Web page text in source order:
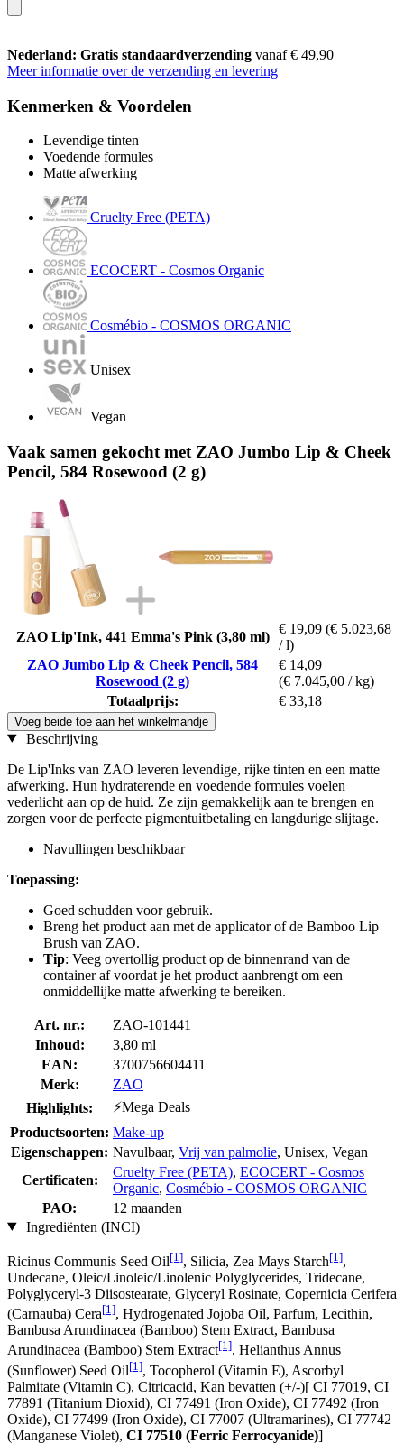
Nederland: Gratis standaardverzending vanaf € 49,90
Meer informatie over de verzending en levering
Kenmerken & Voordelen
Levendige tinten
Voedende formules
Matte afwerking
Cruelty Free (PETA)
ECOCERT - Cosmos Organic
Cosmébio - COSMOS ORGANIC
Unisex
Vegan
Vaak samen gekocht met ZAO Jumbo Lip & Cheek
Pencil, 584 Rosewood (2 g)
ZAO Lip'Ink, 441 Emma's Pink (3,80 ml)
€ 19,09 (€ 5.023,68
/ l)
ZAO Jumbo Lip & Cheek Pencil, 584
Rosewood (2 g)
€ 14,09
(€ 7.045,00 / kg)
Totaalprijs:
€ 33,18
Voeg beide toe aan het winkelmandje
Beschrijving
De Lip'Inks van ZAO leveren levendige, rijke tinten en een matte
afwerking. Hun hydraterende en voedende formules voelen
vederlicht aan op de huid. Ze zijn gemakkelijk aan te brengen en
zorgen voor de perfecte pigmentuitbetaling en langdurige slijtage.
Navullingen beschikbaar
Toepassing:
Goed schudden voor gebruik.
Breng het product aan met de applicator of de Bamboo Lip
Brush van ZAO.
Tip: Veeg overtollig product op de binnenrand van de
container af voordat je het product aanbrengt om een
onmiddellijke matte afwerking te bereiken.
Art. nr.:
ZAO-101441
Inhoud:
3,80 ml
EAN:
3700756604411
Merk:
ZAO
Highlights:
⚡Mega Deals
Productsoorten: Make-up
Eigenschappen: Navulbaar, Vrij van palmolie, Unisex, Vegan
Certificaten:
Cruelty Free (PETA), ECOCERT - Cosmos
Organic, Cosmébio - COSMOS ORGANIC
PAO:
12 maanden
Ingrediënten (INCI)
Ricinus Communis Seed Oil[1], Silicia, Zea Mays Starch[1],
Undecane, Oleic/Linoleic/Linolenic Polyglycerides, Tridecane,
Polyglyceryl-3 Diisostearate, Glyceryl Rosinate, Copernicia Cerifera
(Carnauba) Cera[1], Hydrogenated Jojoba Oil, Parfum, Lecithin,
Bambusa Arundinacea (Bamboo) Stem Extract, Bambusa
Arundinacea (Bamboo) Stem Extract[1], Helianthus Annus
(Sunflower) Seed Oil[1], Tocopherol (Vitamin E), Ascorbyl
Palmitate (Vitamin C), Citricacid, Kan bevatten (+/-)[ CI 77019, CI
77891 (Titanium Dioxid), CI 77491 (Iron Oxide), CI 77492 (Iron
Oxide), CI 77499 (Iron Oxide), CI 77007 (Ultramarines) , CI 77742
(Manganese Violet), CI 77510 (Ferric Ferrocyanide)]